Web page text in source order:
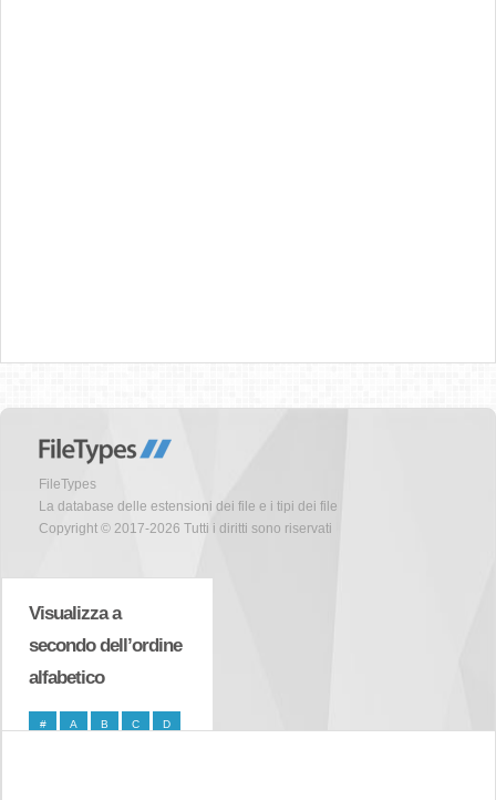
FileTypes
La database delle estensioni dei file e i tipi dei file
Copyright © 2017-2026 Tutti i diritti sono riservati
Visualizza a
secondo dell’ordine
alfabetico
# A B C D